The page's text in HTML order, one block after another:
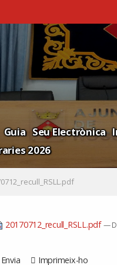
Guia Seu Electrònica
2026
20170712_recull_RSLL.pdf—
Envia Imprimeix-ho